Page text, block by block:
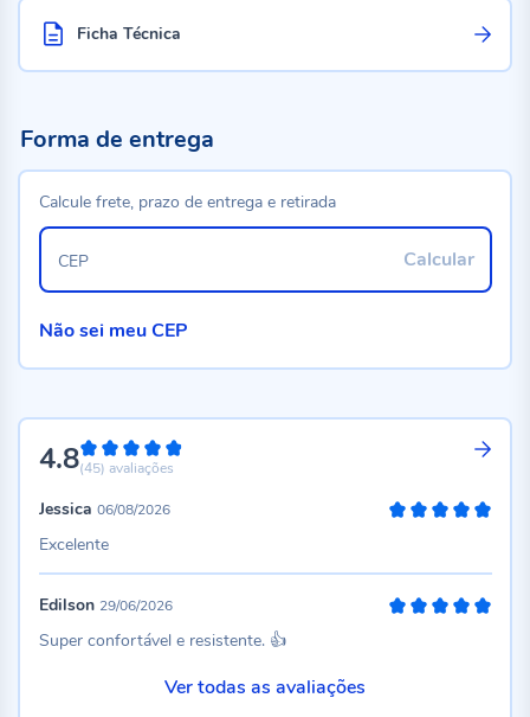
Ficha Técnica
4.896%
(45) avaliações
Jessica 06/08/2026
Excelente
Edilson 29/06/2026
Super confortável e resistente. 👍
Ver todas as avaliações
Forma de entrega
Calcule frete, prazo de entrega e retirada
Calcular
CEP
Não sei meu CEP